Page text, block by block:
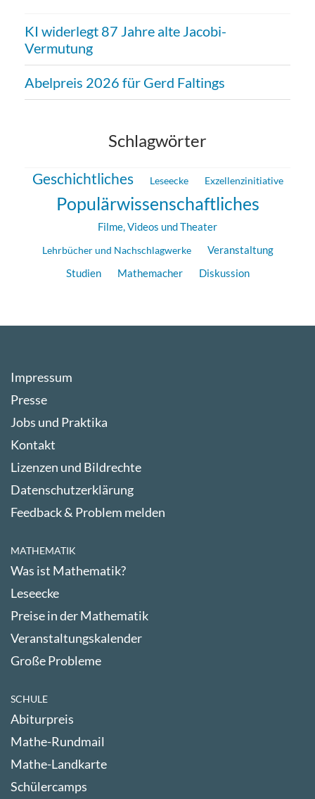
KI widerlegt 87 Jahre alte Jacobi-
Vermutung
Abelpreis 2026 für Gerd Faltings
Schlagwörter
Geschichtliches Leseecke Exzellenzinitiative
Populärwissenschaftliches
Filme, Videos und Theater
Lehrbücher und Nachschlagwerke Veranstaltung
Studien Mathemacher Diskussion
Impressum
Presse
Jobs und Praktika
Kontakt
Lizenzen und Bildrechte
Datenschutzerklärung
Feedback & Problem melden
MATHEMATIK
Was ist Mathematik?
Leseecke
Preise in der Mathematik
Veranstaltungskalender
Große Probleme
SCHULE
Abiturpreis
Mathe-Rundmail
Mathe-Landkarte
Schülercamps